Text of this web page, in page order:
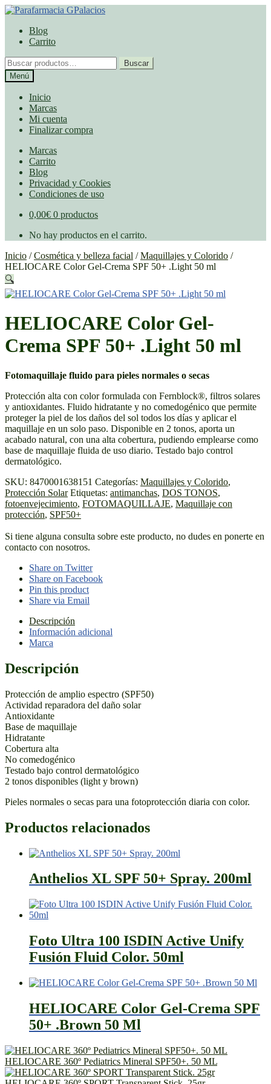
Ir
navegación
Ir
contenido
Blog
Carrito
Buscar
por:
Buscar
Menú
Inicio
Marcas
Mi cuenta
Finalizar compra
Marcas
Carrito
Blog
Privacidad y Cookies
Condiciones de uso
0,00€ 0 productos
No hay productos en el carrito.
Inicio /Cosmética y belleza facial /Maquillajes y Colorido /
HELIOCARE Color Gel-Crema SPF 50+ .Light 50 ml
🔍
HELIOCARE Color Gel-
Crema SPF 50+ .Light 50 ml
Fotomaquillaje fluido para pieles normales o secas
Protección alta con color formulada con Fernblock®, filtros solares
y antioxidantes. Fluido hidratante y no comedogénico que permite
proteger la piel de los daños del sol todos los días y aplicar el
maquillaje en un solo paso. Disponible en 2 tonos, aporta un
acabado natural, con una alta cobertura, pudiendo emplearse como
base de maquillaje fluida de uso diario. Testado bajo control
dermatológico.
SKU: 8470001638151 Categorías: Maquillajes y Colorido,
Protección Solar Etiquetas: antimanchas, DOS TONOS,
fotoenvejecimiento, FOTOMAQUILLAJE, Maquillaje con
protección, SPF50+
Si tiene alguna consulta sobre este producto, no dudes en ponerte en
contacto con nosotros.
Share on Twitter
Share on Facebook
Pin this product
Share via Email
Descripción
Información adicional
Marca
Descripción
Protección de amplio espectro (SPF50)
Actividad reparadora del daño solar
Antioxidante
Base de maquillaje
Hidratante
Cobertura alta
No comedogénico
Testado bajo control dermatológico
2 tonos disponibles (light y brown)
Pieles normales o secas para una fotoprotección diaria con color.
Productos relacionados
Anthelios XL SPF 50+ Spray. 200ml
Foto Ultra 100 ISDIN Active Unify
Fusión Fluid Color. 50ml
HELIOCARE Color Gel-Crema SPF
50+ .Brown 50 Ml
HELIOCARE 360º Pediatrics Mineral SPF50+. 50 ML